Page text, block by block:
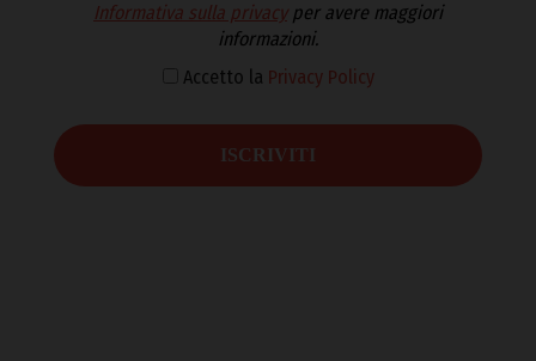
Informativa sulla privacyper avere maggiori
informazioni.
Accetto la Privacy Policy